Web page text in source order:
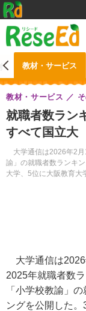
教材・サービス
就職者数ラン
すべて国立大
大学通信は2026年2月
諭」の就職者数ランキ
大学、5位に大阪教育大
教材・サービス
大学通信は2026
2025年就職者数
「小学校教諭」
ングを公開した